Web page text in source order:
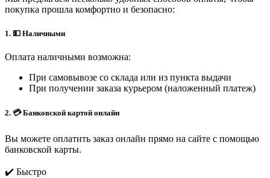
покупка прошла комфортно и безопасно:
1. 💵 Наличными
Оплата наличными возможна:
При самовывозе со склада или из пункта выдачи
При получении заказа курьером (наложенный платеж)
2. 💳 Банковской картой онлайн
Вы можете оплатить заказ онлайн прямо на сайте с помощью
банковской карты.
✔️ Быстро